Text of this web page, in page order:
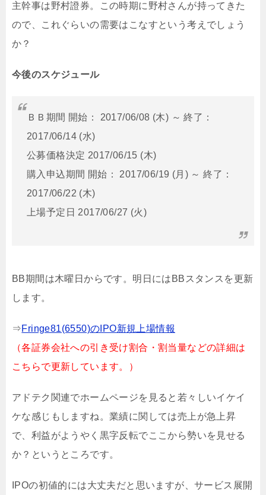
主幹事は野村證券。この時期に野村さんが持ってきた
ので、これぐらいの需要はこなすという考えでしょう
か？
今後のスケジュール
ＢＢ期間 開始： 2017/06/08 (木) ～ 終了：
2017/06/14 (水)
公募価格決定 2017/06/15 (木)
購入申込期間 開始： 2017/06/19 (月) ～ 終了：
2017/06/22 (木)
上場予定日 2017/06/27 (火)
BB期間は木曜日からです。明日にはBBスタンスを更新
します。
⇒Fringe81(6550)のIPO新規上場情報
（各証券会社への引き受け割合・割当量などの詳細は
こちらで更新しています。）
アドテク関連でホームページを見ると若々しいイケイ
ケな感じもしますね。業績に関しては売上が急上昇
で、利益がようやく黒字反転でここから勢いを見せる
か？というところです。
IPOの初値的には大丈夫だと思いますが、サービス展開